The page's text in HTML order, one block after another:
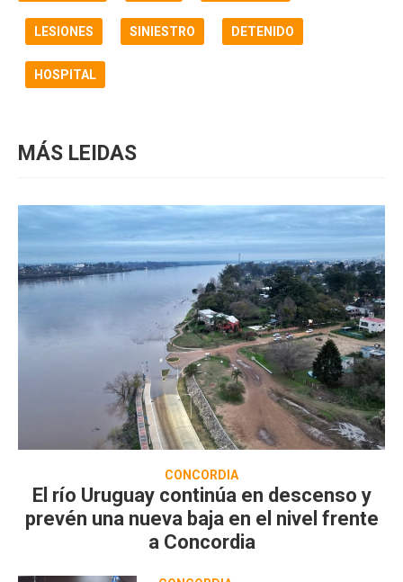
LESIONES SINIESTRO DETENIDO
HOSPITAL
MÁS LEIDAS
CONCORDIA
El río Uruguay continúa en descenso y
prevén una nueva baja en el nivel frente
a Concordia